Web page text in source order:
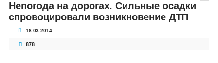
Непогода на дорогах. Сильные осадки
спровоцировали возникновение ДТП
18.03.2014
878